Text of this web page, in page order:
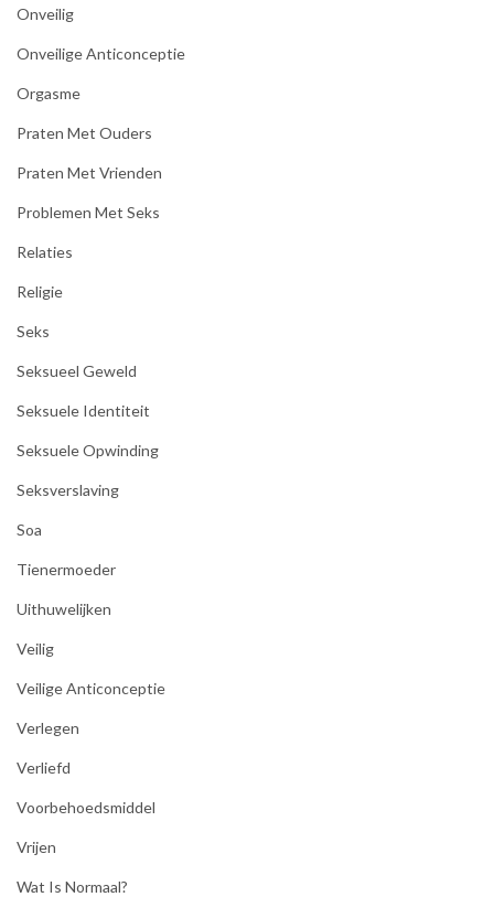
Onveilig
Onveilige Anticonceptie
Orgasme
Praten Met Ouders
Praten Met Vrienden
Problemen Met Seks
Relaties
Religie
Seks
Seksueel Geweld
Seksuele Identiteit
Seksuele Opwinding
Seksverslaving
Soa
Tienermoeder
Uithuwelijken
Veilig
Veilige Anticonceptie
Verlegen
Verliefd
Voorbehoedsmiddel
Vrijen
Wat Is Normaal?